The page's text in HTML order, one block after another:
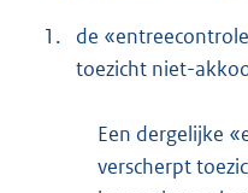
1.
de
toezicht niet-
Een dergelijke
verscherpt